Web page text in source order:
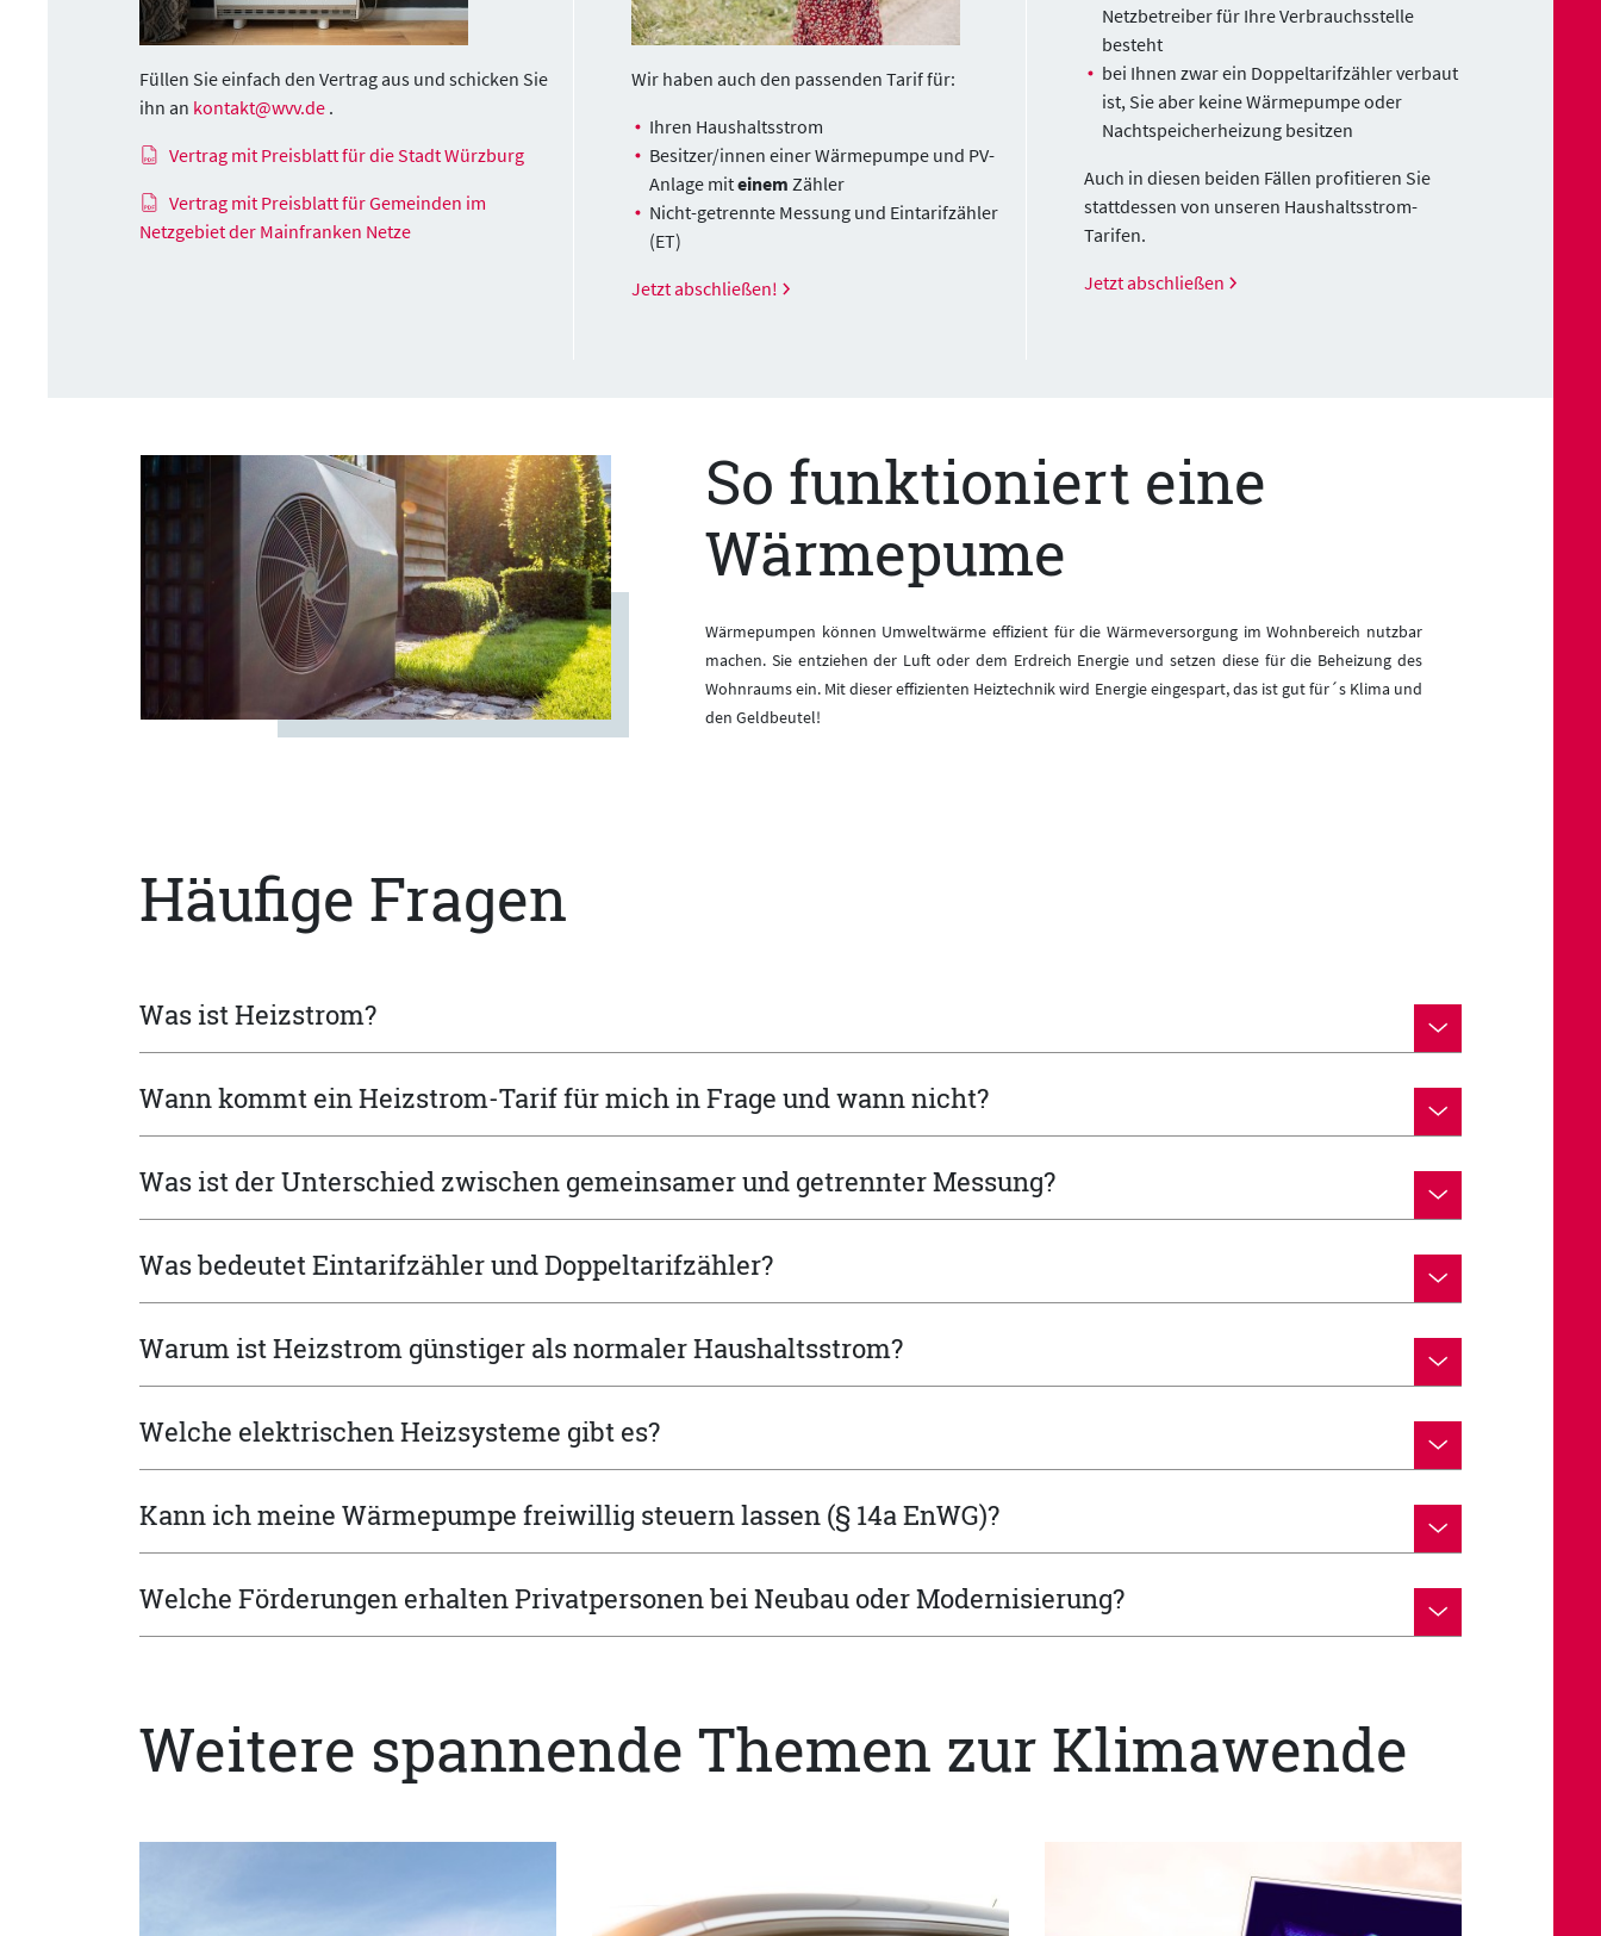
Füllen Sie einfach den Vertrag aus und schicken Sie
ihn an kontakt@wvv.de .
Vertrag mit Preisblatt für die Stadt Würzburg
Vertrag mit Preisblatt für Gemeinden im
Netzgebiet der Mainfranken Netze
Wir haben auch den passenden Tarif für:
Ihren Haushaltsstrom
Besitzer/innen einer Wärmepumpe und PV-
Anlage miteinem Zähler
Nicht-getrennte Messung und Eintarifzähler
(ET)
Jetzt abschließen!
Netzbetreiber für Ihre Verbrauchsstelle
besteht
bei Ihnen zwar ein Doppeltarifzähler verbaut
ist, Sie aber keine Wärmepumpe oder
Nachtspeicherheizung besitzen
Auch in diesen beiden Fällen profitieren Sie
stattdessen von unseren Haushaltsstrom-
Tarifen.
Jetzt abschließen
So funktioniert eine
Wärmepume
Wärmepumpen können Umweltwärme effizient für die Wärmeversorgung im Wohnbereich nutzbar
machen. Sie entziehen der Luft oder dem Erdreich Energie und setzen diese für die Beheizung des
Wohnraums ein. Mit dieser effizienten Heiztechnik wird Energie eingespart, das ist gut für´s Klima und
den Geldbeutel!
Häufige Fragen
Was ist Heizstrom?
Wann kommt ein Heizstrom-Tarif für mich in Frage und wann nicht?
Was ist der Unterschied zwischen gemeinsamer und getrennter Messung?
Was bedeutet Eintarifzähler und Doppeltarifzähler?
Warum ist Heizstrom günstiger als normaler Haushaltsstrom?
Welche elektrischen Heizsysteme gibt es?
Kann ich meine Wärmepumpe freiwillig steuern lassen (§ 14a EnWG)?
Welche Förderungen erhalten Privatpersonen bei Neubau oder Modernisierung?
Weitere spannende Themen zur Klimawende